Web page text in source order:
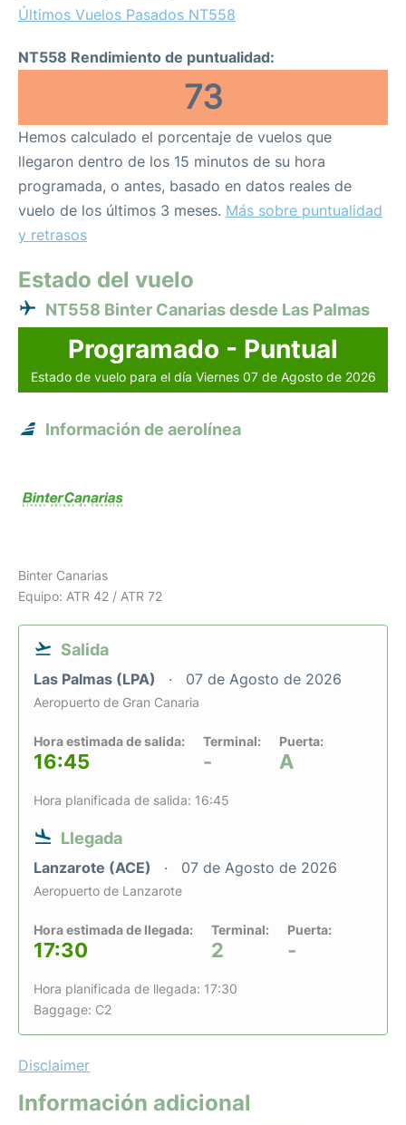
Últimos Vuelos Pasados NT558
NT558 Rendimiento de puntualidad:
73
Hemos calculado el porcentaje de vuelos que
llegaron dentro de los 15 minutos de su hora
programada, o antes, basado en datos reales de
vuelo de los últimos 3 meses. Más sobre puntualidad
y retrasos
Estado del vuelo
NT558 Binter Canarias desde Las Palmas
Programado - Puntual
Estado de vuelo para el día Viernes 07 de Agosto de 2026
Información de aerolínea
Binter Canarias
Equipo: ATR 42 / ATR 72
Salida
Las Palmas (LPA) 07 de Agosto de 2026
Aeropuerto de Gran Canaria
Hora estimada de salida:
16:45
Terminal:
-
Puerta:
A
Hora planificada de salida: 16:45
Llegada
Lanzarote (ACE) 07 de Agosto de 2026
Aeropuerto de Lanzarote
Hora estimada de llegada:
17:30
Terminal:
2
Puerta:
-
Hora planificada de llegada: 17:30
Baggage: C2
Disclaimer
Información adicional